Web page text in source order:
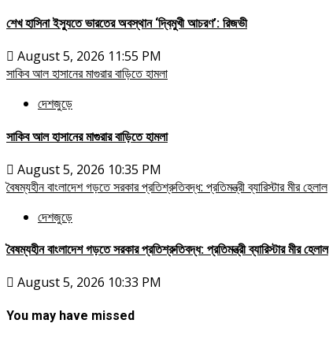
শেখ হাসিনা ইস্যুতে ভারতের অবস্থান ‘দ্বিমুখী আচরণ’: রিজভী
August 5, 2026 11:55 PM
সাকিব আল হাসানের মাগুরার বাড়িতে হামলা
দেশজুড়ে
সাকিব আল হাসানের মাগুরার বাড়িতে হামলা
August 5, 2026 10:35 PM
বৈষম্যহীন বাংলাদেশ গড়তে সরকার প্রতিশ্রুতিবদ্ধ: প্রতিমন্ত্রী ব্যারিস্টার মীর হেলাল
দেশজুড়ে
বৈষম্যহীন বাংলাদেশ গড়তে সরকার প্রতিশ্রুতিবদ্ধ: প্রতিমন্ত্রী ব্যারিস্টার মীর হেলাল
August 5, 2026 10:33 PM
You may have missed